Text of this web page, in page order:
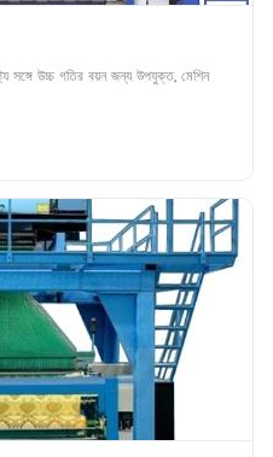
সঙ্গে উচ্চ গতির বয়ন জন্য উপযুক্ত, মেশিন